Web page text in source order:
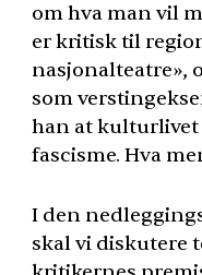
om hva man vil
er kritisk til
nasjonalteatre»,
som
han at
fascisme. Hva
I den
skal vi diskutere